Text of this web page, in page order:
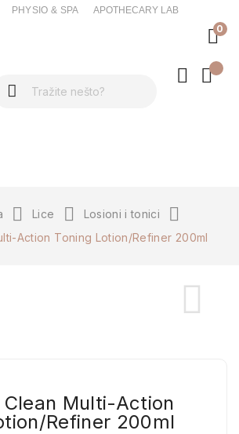
PHYSIO & SPA APOTHECARY LAB
0
Lice
Losioni i tonici
Action Toning Lotion/Refiner 200ml
Multi-Action
Refiner 200ml